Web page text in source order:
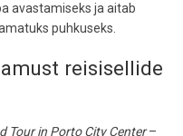
avastamiseks ja aitab
puhkuseks.
reisisellide
Tour in Porto City Center–